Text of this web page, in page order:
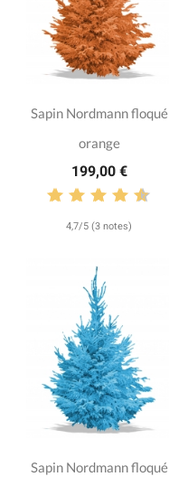
Sapin Nordmann floqué
orange
199,00 €
4,7/5 (3 notes)
Sapin Nordmann floqué